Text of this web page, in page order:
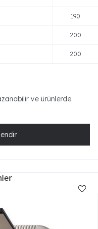
190
200
200
ve ürünlerde